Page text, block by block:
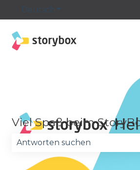
Deutsch Untermenü für
Viel Spaß beim
Es gibt keine Vorschläge, da